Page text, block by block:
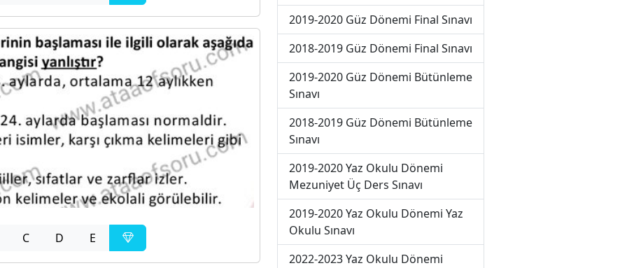
C D E
2019-2020 Güz Dönemi Final Sınavı
2018-2019 Güz Dönemi Final Sınavı
2019-2020 Güz Dönemi Bütünleme
Sınavı
2018-2019 Güz Dönemi Bütünleme
Sınavı
2019-2020 Yaz Okulu Dönemi
Mezuniyet Üç Ders Sınavı
2019-2020 Yaz Okulu Dönemi Yaz
Okulu Sınavı
2022-2023 Yaz Okulu Dönemi